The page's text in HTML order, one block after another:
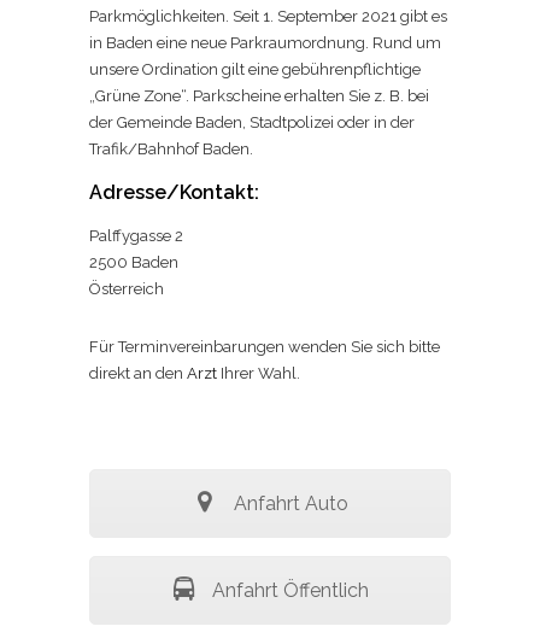
Parkmöglichkeiten. Seit 1. September 2021 gibt es
in Baden eine neue Parkraumordnung. Rund um
unsere Ordination gilt eine gebührenpflichtige
„Grüne Zone“. Parkscheine erhalten Sie z. B. bei
der Gemeinde Baden, Stadtpolizei oder in der
Trafik/Bahnhof Baden.
Adresse/Kontakt:
Palffygasse 2
2500 Baden
Österreich
Für Terminvereinbarungen wenden Sie sich bitte
direkt an den Arzt Ihrer Wahl.
Anfahrt Auto
Anfahrt Öffentlich